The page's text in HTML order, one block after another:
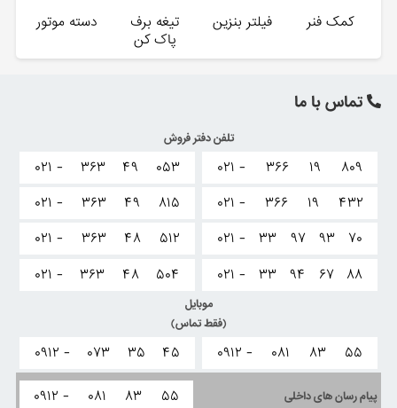
کمک فنر فیلتر بنزین
تیغه برف
پاک کن
دسته موتور
تماس با ما
تلفن دفتر فروش
۰۲۱ - ۳۶۶ ۱۹
۸۰۹
۰۲۱ -
۳۶۶ ۱۹
۴۳۲
۰۲۱ -
۳۳ ۹۷ ۹۳
۷۰
۰۲۱ -
۳۳ ۹۴ ۶۷ ۸۸
۰۲۱ - ۳۶۳ ۴۹
۰۵۳
۰۲۱ -
۳۶۳ ۴۹
۸۱۵
۰۲۱ -
۳۶۳ ۴۸
۵۱۲
۰۲۱ -
۳۶۳ ۴۸ ۵۰۴
موبایل
(فقط تماس)
۰۹۱۲ - ۰۸۱ ۸۳ ۵۵ ۰۹۱۲ - ۰۷۳ ۳۵ ۴۵
پیام رسان های داخلی ۰۹۱۲ - ۰۸۱ ۸۳ ۵۵